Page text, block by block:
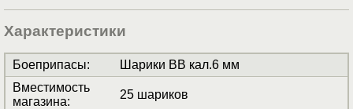
Характеристики
Боеприпасы:
Шарики BB кал.6 мм
Вместимость
магазина:
25 шариков